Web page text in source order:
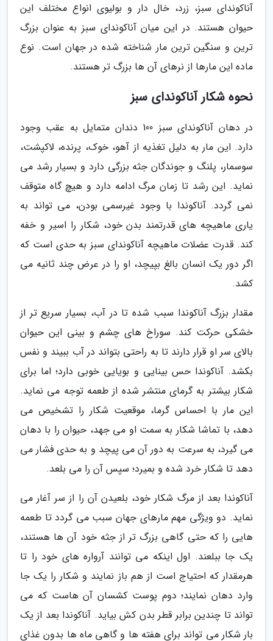
آناکوندای سبز، زرد، خال دار و بولیوی انواع مختلف این
حیوان هستند. در این میان آناکوندای سبز به عنوان بزرگ
ترین و سنگین ترین مار شناخته شده در جهان است. نوع
ماده این مارها از نرهای آن ها بزرگ تر هستند.
نحوه شکار آناکوندای سبز
در دهان آناکوندای سبز 100 دندان متمایل به عقب وجود
دارد. این مار به دلیل تغذیه از آهو، خوک، پرنده، لاکپشت،
سوسمار، پلنگ و جوندگان جثه بزرگی دارد و بسیار رشد می
نماید. این رشد تا زمان مرگ ادامه دارد و هیچ گاه متوقف
نمی گردد. آناکوندا با وجود غیرسمی بودن، می تواند به
یاری ماهیچه های قدرتمند بدن خود، شکار را اسیر و خفه
کند. قدرت عضلات ماهیچه آناکوندای سبز به حدی است که
اگر دور یک انسان بالغ بپیچد، او را در عرض چند ثانیه می
کشد.
مقدار بزرگ آناکوندا سبب شده تا در آب، بسیار سریع تر از
خشکی حرکت کند. سوراخ های چشم و بینی این حیوان
بالای سر او قرار دارند تا به راحتی بتواند در آب ببیند و نفس
بکشد. آناکوندا حس بینایی و بویایی خوبی دارد؛ اما برای
شکار بیشتر به گرمای منتشر شده از طعمه توجه می نماید.
این مار با احساس گرما، موقعیت شکار را تشخیص می
دهد، با تماشا شکار به سمت او می جهد، حیوان را با دهان
می گیرد، به سرعت به دور آن می پیچد و به حدی فشار می
دهد تا شکار خرد شده و بمیرد؛ سپس آن را می بلعد.
آناکوندا بعد از مرگ شکار خود، بلعیدن آن را از سر آغار می
نماید. دو ویژگی مهم مارهای جهان سبب می گردد تا طعمه
هایی را که حتی گاهی بزرگ تر از جثه خود آن ها هستند،
یک جا ببلعند. اول اینکه می توانند آرواره های خود را تا
هرمقدار که احتیاج است از هم باز نمایند و شکار را یک جا
وارد دهان نمایند؛ دوم پوست کشسان آن هاست که می
تواند تا چندین برابر قطر بدن کش بیاید. آناکوندا بعد از یک
بار شکار می تواند برای هفته ها و گاهی ماه ها بدون غذای